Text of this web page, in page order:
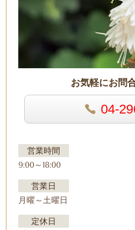
お気軽にお問
04-
営業時間
9:00～18:00
営業日
月曜～土曜日
定休日